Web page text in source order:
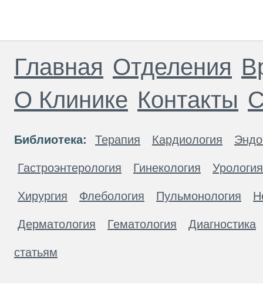
Главная Отделения
О Клинике Контакты
Библиотека: Терапия Кардиология
Гастроэнтерология Гинекология Урология
Хирургия Флебология Пульмонология
Дерматология Гематология Диагностика
статьям